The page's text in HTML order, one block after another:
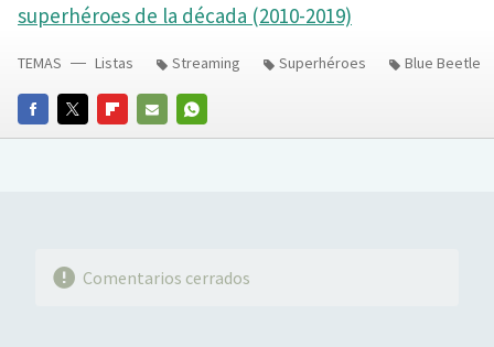
superhéroes de la década (2010-2019)
FACEBOOKTWITTERFLIPBOARD
E-
WHATSAPP
TEMAS Listas Streaming Superhéroes Blue Beetle
Comentarios cerrados